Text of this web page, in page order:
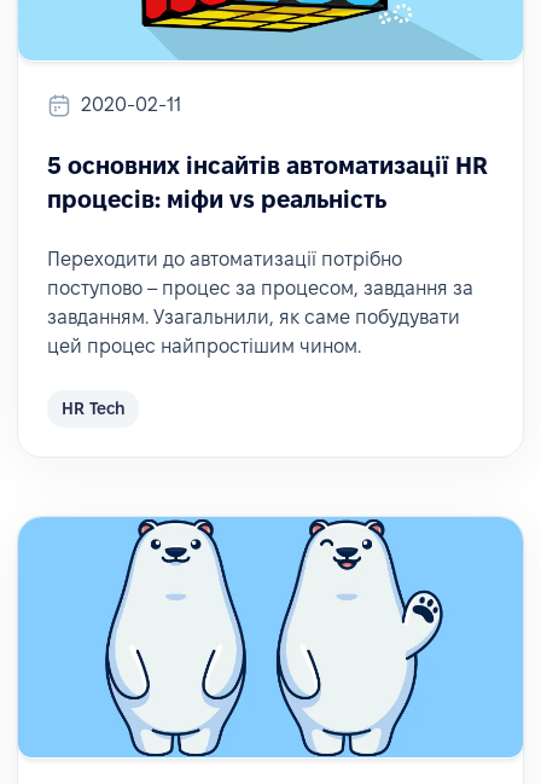
2020-02-11
5 основних інсайтів автоматизації HR
процесів: міфи vs реальність
Переходити до автоматизації потрібно
поступово – процес за процесом, завдання за
завданням. Узагальнили, як саме побудувати
цей процес найпростішим чином.
HR Tech